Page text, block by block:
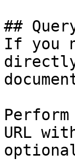
##
If you
URL